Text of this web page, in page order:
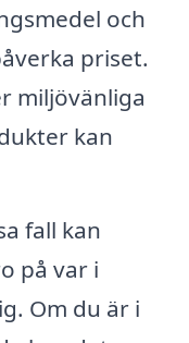
och
priset.
miljövänliga
kan
fall kan
på var i
Om du är i